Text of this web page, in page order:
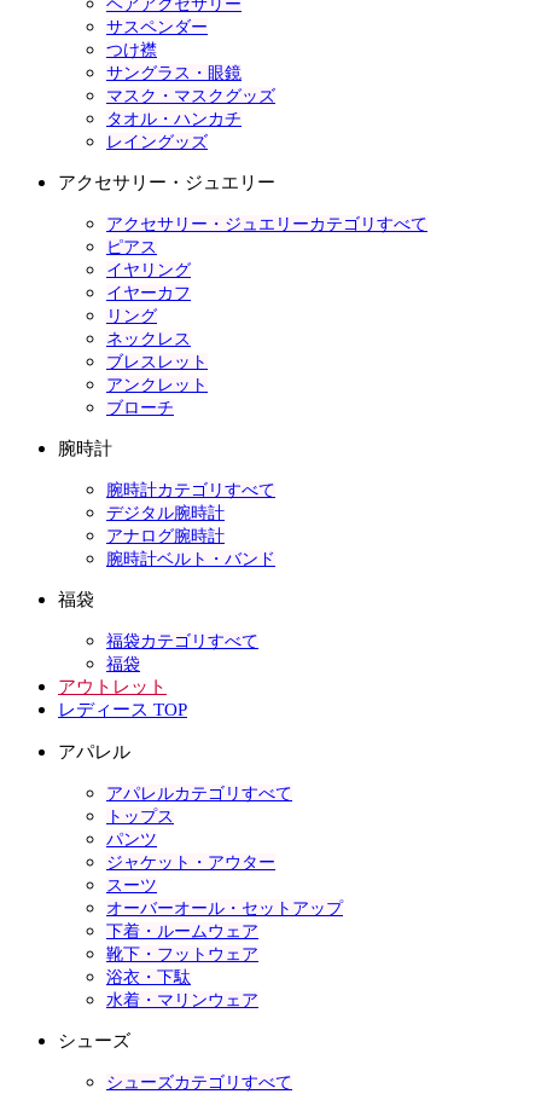
ヘアアクセサリー
サスペンダー
つけ襟
サングラス・眼鏡
マスク・マスクグッズ
タオル・ハンカチ
レイングッズ
アクセサリー・ジュエリー
アクセサリー・ジュエリーカテゴリすべて
ピアス
イヤリング
イヤーカフ
リング
ネックレス
ブレスレット
アンクレット
ブローチ
腕時計
腕時計カテゴリすべて
デジタル腕時計
アナログ腕時計
腕時計ベルト・バンド
福袋
福袋カテゴリすべて
福袋
アウトレット
レディース TOP
アパレル
アパレルカテゴリすべて
トップス
パンツ
ジャケット・アウター
スーツ
オーバーオール・セットアップ
下着・ルームウェア
靴下・フットウェア
浴衣・下駄
水着・マリンウェア
シューズ
シューズカテゴリすべて